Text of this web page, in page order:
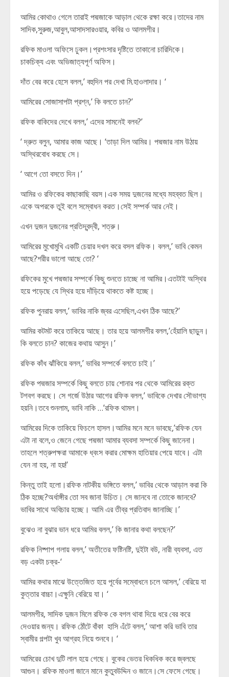
আমির কোথাও গেলে তারাই পদ্মজাকে আড়াল থেকে রক্ষা করে।তাদের নাম
সাদিক,সুরুজ,আবুল,আসাদসারওয়ার, কবির ও আলমগীর।
রফিক মাওলা অফিসে ঢুকল।প্রশংসার দৃষ্টিতে তাকানো চারিদিকে।
চাকচিক্য এবং অভিজাত্যপূর্ণ অফিস।
দাঁত বের করে হেসে বলল,’ বহুদিন পর দেখা মি.হাওলাদার। ‘
আমিরের সোজাসাপটা প্রশ্ন,’ কি বলতে চান?’
রফিক বাকিদের দেখে বলল,’ এদের সামনেই বলব?’
‘ দ্রুত বলুন, আমার কাজ আছে। ‘তাড়া দিল আমির। পদ্মজার নাম উঠায়
অস্থিরবোধ করছে সে।
‘ আগে তো বসতে দিন।’
আমির ও রফিকের কাছাকাছি বয়স।এক সময় দুজনের মধ্যে মহব্বত ছিল।
একে অপরকে তুই বলে সম্বোধন করত।সেই সম্পর্ক আর নেই।
এখন দুজন দুজনের প্রতিদ্বন্দ্বী, শত্রু।
আমিরের মুখোমুখি একটি চেয়ার দখল করে বসল রফিক। বলল,’ ভাবি কেমন
আছে?শরীর ভালো আছে তো? ‘
রফিকের মুখে পদ্মজার সম্পর্কে কিছু শুনতে চাচ্ছে না আমির।এতটাই অস্থির
হয়ে পড়েছে যে স্থির হয়ে দাঁড়িয়ে থাকতে কষ্ট হচ্ছে।
রফিক পুনরায় বলল,’ ভাবির নাকি জ্বর এসেছিল,এখন ঠিক আছে?’
আমির কটমট করে তাকিয়ে আছে। তার হয়ে আলমগীর বলল,’হেঁয়ালি ছাড়ুন।
কি বলতে চান? কাজের কথায় আসুন।’
রফিক কাঁধ ঝাঁকিয়ে বলল,’ ভাবির সম্পর্কে বলতে চাই।’
রফিক পদ্মজার সম্পর্কে কিছু বলতে চায় শোনার পর থেকে আমিরের রক্ত
টগবগ করছে। সে গর্জে উঠার আগের রফিক বলল,’ ভাবিকে দেখার সৌভাগ্য
হয়নি।তবে শুনলাম, ভাবি নাকি …’রফিক থামল।
আমিরের দিকে তাকিয়ে ফিচলে হাসল।আমির মনে মনে ভাবছে,’রফিক যেন
এটা না বলে,ও জেনে গেছে পদ্মজা আমার ব্যবসা সম্পর্কে কিছু জানেনা।
তাহলে শত্রুপক্ষরা আমাকে ধ্বংস করার মোক্ষম হাতিয়ার পেয়ে যাবে। এটা
যেন না হয়, না হয়!’
কিন্তু তাই হলো।রফিক নাটকীয় ভঙ্গিতে বলল,’ ভাবির থেকে আড়াল করা কি
ঠিক হচ্ছে?অর্ধাঙ্গীর তো সব জানা উচিত। সে জানবে না তোকে জানবে?
ভাবির সাথে অবিচার হচ্ছে। আমি এর তীব্র প্রতিবাদ জানাচ্ছি।’
বুঝেও না বুঝার ভান ধরে আমির বলল,’ কি জানার কথা বলছেন?’
রফিক নিষ্পাপ গলায় বলল,’ অতীতের ফষ্টিনষ্টি, দুইটা বউ, নারী ব্যবসা, এত
বড় একটা চক্র-‘
আমির কথার মাঝে উত্তেজিত হয়ে পূর্বের সম্বোধনে চলে আসল,’ বেরিয়ে যা
কুত্তার বাচ্চা।এক্ষুনি বেরিয়ে যা। ‘
আলমগীর, সাদিক দুজন মিলে রফিক কে বগল থাবা দিয়ে ধরে বের করে
দেওয়ার জন্য। রফিক ঠোঁটে বাঁকা হাসি এঁটে বলল,’ আশা করি ভাবি তার
স্বামীর গল্পটা খুব আগ্রহ নিয়ে শুনবে। ‘
আমিরের চোখ দুটি লাল হয়ে গেছে। বুকের ভেতর ধিকধিক করে জ্বলছে
আগুন। রফিক মাওলা জানে মানে কুতুবউদ্দিন ও জানে।সে ফেসে গেছে।